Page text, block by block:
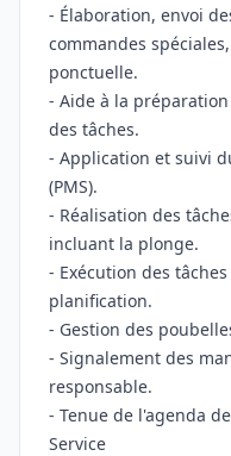
- Élaboration, envoi
commandes
ponctuelle.
- Aide à la
des tâches.
- Application et suivi
(PMS).
- Réalisation des
incluant la plonge.
- Exécution des
planification.
- Gestion des
- Signalement des
responsable.
- Tenue de l'agenda
Service